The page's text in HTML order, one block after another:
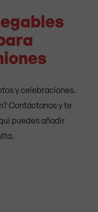
y celebraciones.
Contáctanos y te
puedes añadir